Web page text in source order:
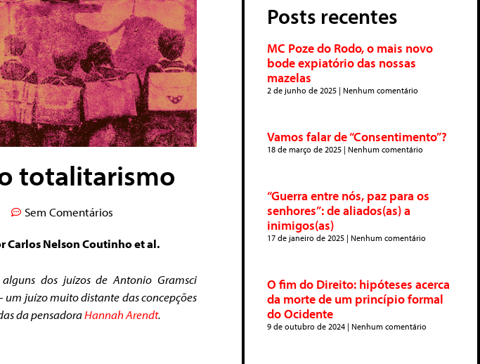
totalitarismo
Sem Comentários
Carlos Nelson Coutinho et al.
dos juízos de Antonio Gramsci
um juízo muito distante das concepções
da pensadoraHannah Arendt.
Posts recentes
MC Poze do Rodo, o mais novo
bode expiatório das nossas
mazelas
2 de junho de 2025 Nenhum comentário
Vamos falar de “Consentimento”?
18 de março de 2025 Nenhum comentário
“Guerra entre nós, paz para os
senhores”: de aliados(as) a
inimigos(as)
17 de janeiro de 2025 Nenhum comentário
O fim do Direito: hipóteses acerca
da morte de um princípio formal
do Ocidente
9 de outubro de 2024 Nenhum comentário